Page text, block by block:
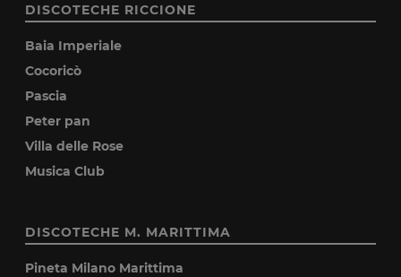
DISCOTECHE RICCIONE
Baia Imperiale
Cocoricò
Pascia
Peter pan
Villa delle Rose
Musica Club
DISCOTECHE M. MARITTIMA
Pineta Milano Marittima